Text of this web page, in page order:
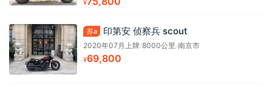
¥
苏a 印第安 侦察兵 scout
2020年07月上牌/8000公里 /南京市
¥69,800